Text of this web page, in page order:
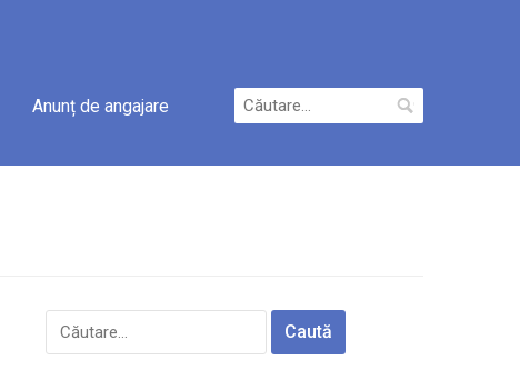
Anunț de angajare
Caută
după:
Caută
după: